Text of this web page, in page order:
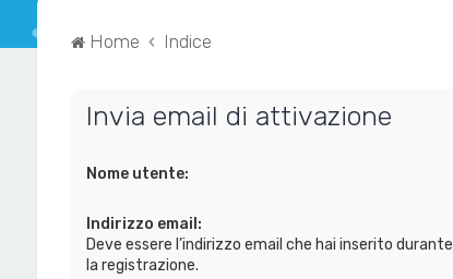
Home Indice
Invia email di attivazione
Nome utente:
Indirizzo email:
Deve essere l’indirizzo email che hai inserito durante
la registrazione.